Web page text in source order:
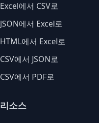
Excel에서 CSV로
JSON에서 Excel로
HTML에서 Excel로
CSV에서 JSON로
CSV에서 PDF로
리소스